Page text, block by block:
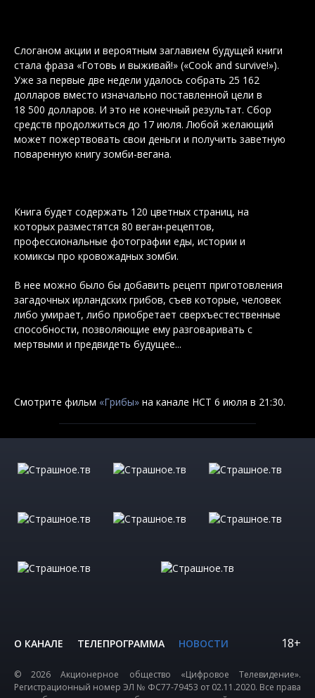
Слоганом акции и вероятным заглавием будущей книги
стала фраза «Готовь и выживай!» («Cook and survive!»).
Уже за первые две недели удалось собрать 25 162
долларов вместо изначально поставленной цели в
18 500 долларов. И это не конечный результат. Сбор
средств продолжиться до 17 июля. Любой желающий
может пожертвовать свои деньги и получить заветную
поваренную книгу зомби-вегана.
Книга будет содержать 120 цветных страниц, на
которых разместятся 80 веган-рецептов,
профессиональные фотографии еды, истории и
комиксы про кровожадных зомби.
В нее можно было бы добавить рецепт приготовления
загадочных ирландских грибов, съев которые, человек
либо умирает, либо приобретает сверхъестественные
способности, позволяющие ему разговаривать с
мертвыми и предвидеть будущее...
Смотрите фильм «Грибы» на канале НСТ 6 июля в 21:30.
О КАНАЛЕ ТЕЛЕПРОГРАММА НОВОСТИ 18+
© 2026 Акционерное общество «Цифровое Телевидение».
Регистрационный номер ЭЛ № ФС77-79453 от 02.11.2020. Все права